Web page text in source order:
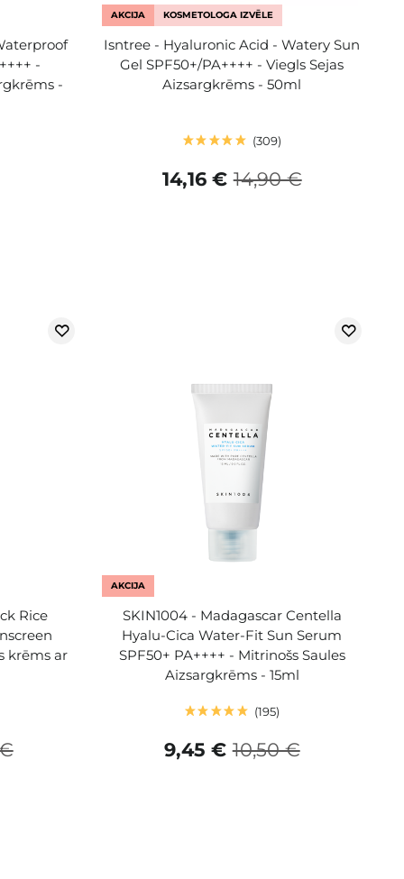
-
-
AKCIJA KOSMETOLOGA IZVĒLE
Isntree - Hyaluronic Acid - Watery Sun
Gel SPF50+/PA++++ - Viegls Sejas
Aizsargkrēms - 50ml
309
14,90 €
14,16 €
Rice
krēms ar
AKCIJA
SKIN1004 - Madagascar Centella
Hyalu-Cica Water-Fit Sun Serum
SPF50+ PA++++ - Mitrinošs Saules
Aizsargkrēms - 15ml
195
10,50 €
9,45 €